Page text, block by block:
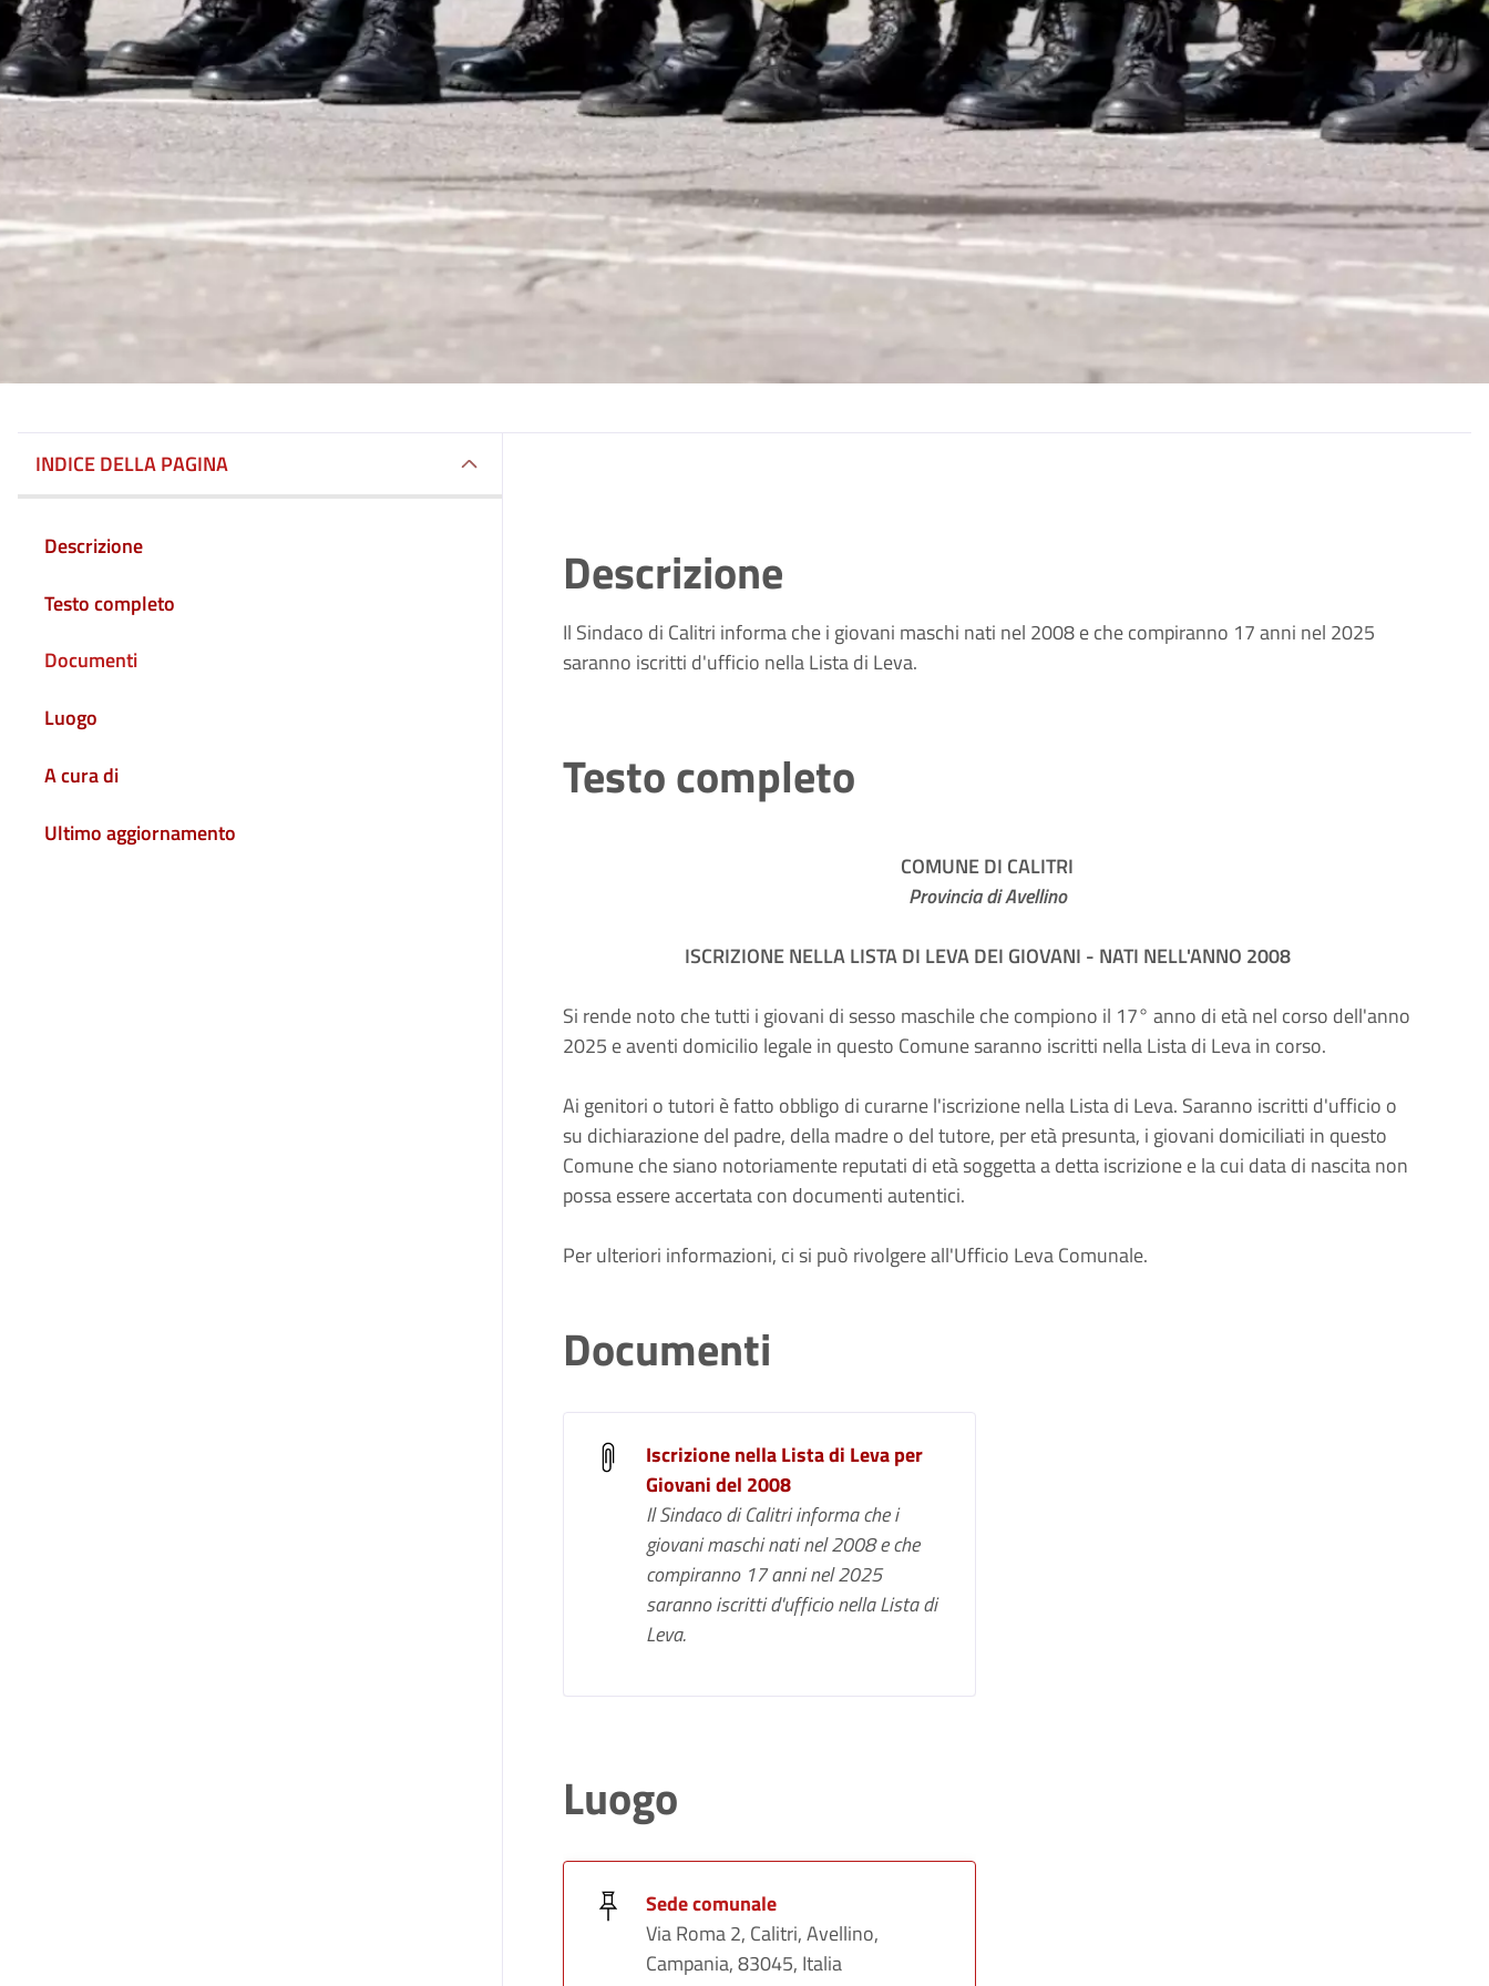
INDICE DELLA PAGINA
Descrizione
Testo completo
Documenti
Luogo
A cura di
Ultimo aggiornamento
Descrizione
Il Sindaco di Calitri informa che i giovani maschi nati nel 2008 e che compiranno 17 anni nel 2025
saranno iscritti d'ufficio nella Lista di Leva.
Testo completo
COMUNE DI CALITRI
Provincia di Avellino
ISCRIZIONE NELLA LISTA DI LEVA DEI GIOVANI - NATI NELL'ANNO 2008
Si rende noto che tutti i giovani di sesso maschile che compiono il 17° anno di età nel corso dell'anno
2025 e aventi domicilio legale in questo Comune saranno iscritti nella Lista di Leva in corso.
Ai genitori o tutori è fatto obbligo di curarne l'iscrizione nella Lista di Leva. Saranno iscritti d'ufficio o
su dichiarazione del padre, della madre o del tutore, per età presunta, i giovani domiciliati in questo
Comune che siano notoriamente reputati di età soggetta a detta iscrizione e la cui data di nascita non
possa essere accertata con documenti autentici.
Per ulteriori informazioni, ci si può rivolgere all'Ufficio Leva Comunale.
Documenti
Iscrizione nella Lista di Leva per
Giovani del 2008
Il Sindaco di Calitri informa che i
giovani maschi nati nel 2008 e che
compiranno 17 anni nel 2025
saranno iscritti d'ufficio nella Lista di
Leva.
Luogo
Sede comunale
Via Roma 2, Calitri, Avellino,
Campania, 83045, Italia